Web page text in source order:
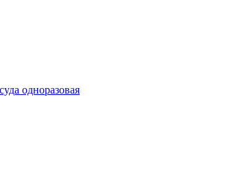
одноразовая